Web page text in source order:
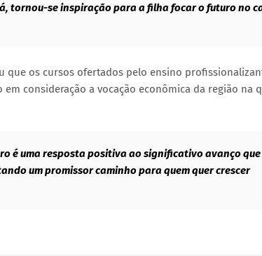
tornou-se inspiração para a filha focar o futuro no
que os cursos ofertados pelo ensino
consideração a vocação econômica da região na
é uma resposta positiva ao significativo avanço
um promissor caminho para quem quer crescer